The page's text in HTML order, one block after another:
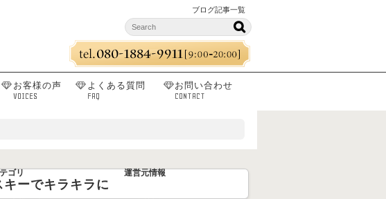
ブログ記事一覧
お客様の声
VOICES
よくある質問
FAQ
お問い合わせ
CONTACT
ーでキラキラに
ゴリ 運営元情報